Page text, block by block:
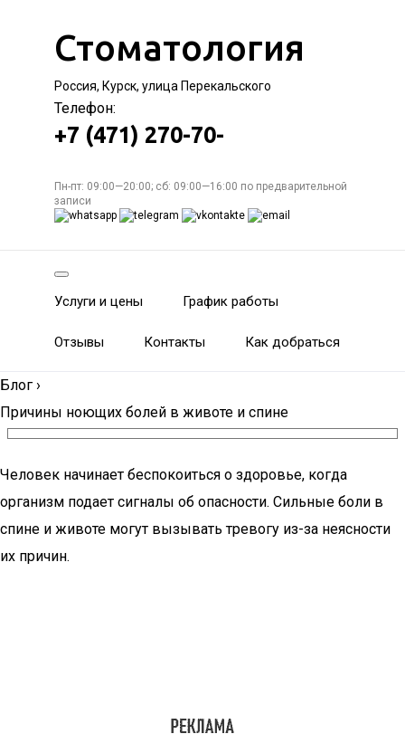
Стоматология
Россия, Курск, улица Перекальского
Телефон:
+7 (471) 270-70-
Пн-пт: 09:00—20:00; сб: 09:00—16:00 по предварительной
записи
Услуги и цены График работы
Отзывы Контакты Как добраться
Блог ›
Причины ноющих болей в животе и спине
Человек начинает беспокоиться о здоровье, когда
организм подает сигналы об опасности. Сильные боли в
спине и животе могут вызывать тревогу из-за неясности
их причин.